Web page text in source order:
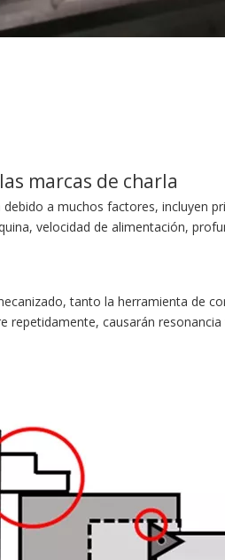
marcas de charla
a muchos factores, incluyen
velocidad de alimentación,
tanto la herramienta de
repetidamente, causarán